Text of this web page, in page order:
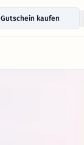
Gutschein kaufen